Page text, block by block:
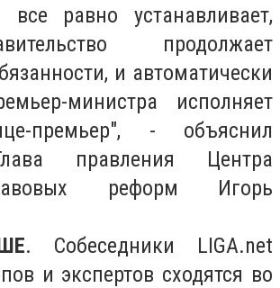
все равно устанавливает,
продолжает
и автоматически
министра исполняет
премьер", - объяснил
правления Центра
реформ Игорь
. Собеседники LIGA.net
и экспертов сходятся во